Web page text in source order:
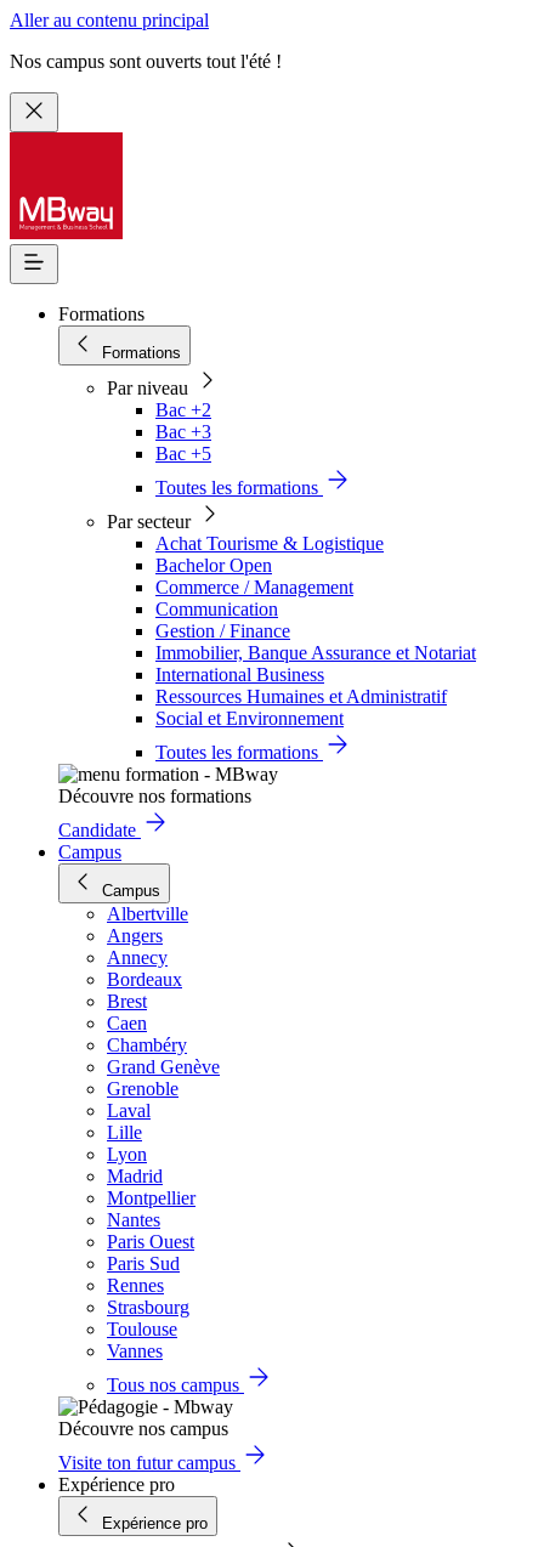
Aller au contenu principal
Nos campus sont ouverts tout l'été !
Formations
Formations
Par niveau
Bac +2
Bac +3
Bac +5
Toutes les formations
Par secteur
Achat Tourisme & Logistique
Bachelor Open
Commerce / Management
Communication
Gestion / Finance
Immobilier, Banque Assurance et Notariat
International Business
Ressources Humaines et Administratif
Social et Environnement
Toutes les formations
Découvre nos formations
Candidate
Campus
Campus
Albertville
Angers
Annecy
Bordeaux
Brest
Caen
Chambéry
Grand Genève
Grenoble
Laval
Lille
Lyon
Madrid
Montpellier
Nantes
Paris Ouest
Paris Sud
Rennes
Strasbourg
Toulouse
Vannes
Tous nos campus
Découvre nos campus
Visite ton futur campus
Expérience pro
Expérience pro